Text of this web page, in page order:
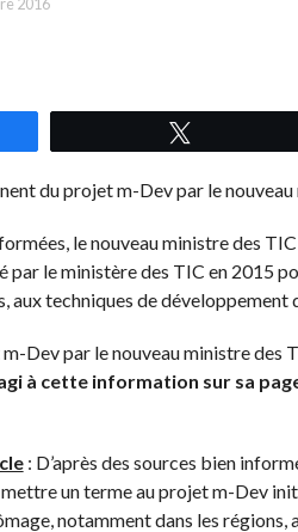
le nouveau ministre des
le ministère des TIC en 2015
aux techniques de
à cette information sur sa
: D’après des sources bien
un terme au projet m-Dev
notamment dans les